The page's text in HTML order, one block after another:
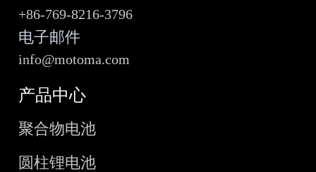
+86-769-8216-3796
电子邮件
info@motoma.com
产品中心
聚合物电池
圆柱锂电池